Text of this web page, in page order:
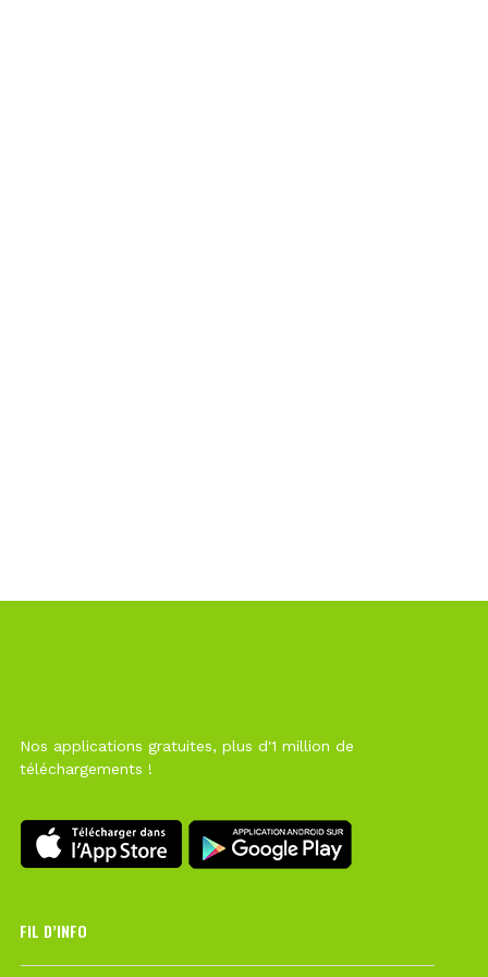
Nos applications gratuites, plus d'1 million de
téléchargements !
FIL D’INFO